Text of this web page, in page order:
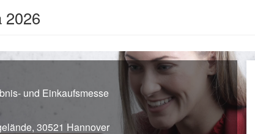
2026
und Einkaufsmesse
30521 Hannover